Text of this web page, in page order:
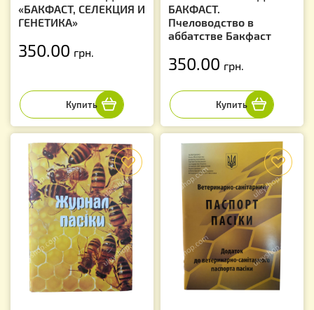
«БАКФАСТ, СЕЛЕКЦИЯ И
ГЕНЕТИКА»
350.00 грн.
БАКФАСТ.
Пчеловодство в
аббатстве Бакфаст
350.00 грн.